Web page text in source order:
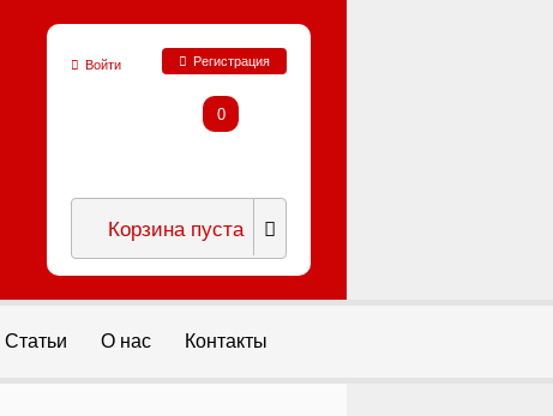
Войти Регистрация
0
Корзина пуста
Статьи О нас Контакты